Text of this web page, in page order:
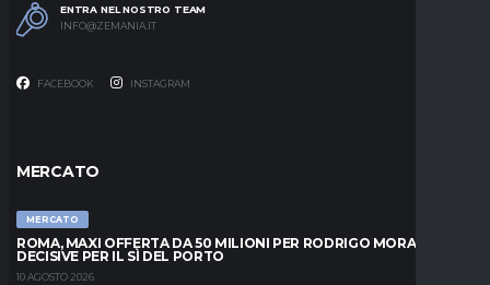
ENTRA NEL NOSTRO TEAM
INFO@ZEMANIA.IT
FACEBOOK INSTAGRAM
MERCATO
MERCATO
ROMA, MAXI OFFERTA DA 50 MILIONI PER RODRIGO MORA: ORE
DECISIVE PER IL SÌ DEL PORTO
10 AGOSTO 2026